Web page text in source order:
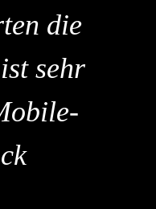
die
sehr